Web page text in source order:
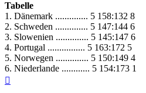
Tabelle
1. Dänemark .............. 5 158:132 8
2. Schweden .............. 5 147:144 6
3. Slowenien .............. 5 145:147 6
4. Portugal ................ 5 163:172 5
5. Norwegen .............. 5 150:149 4
6. Niederlande ............ 5 154:173 1